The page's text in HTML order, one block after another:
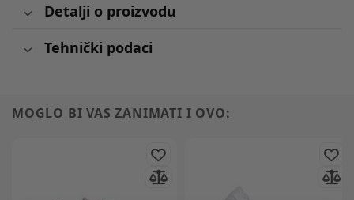
Detalji o proizvodu
Tehnički podaci
MOGLO BI VAS ZANIMATI I OVO: